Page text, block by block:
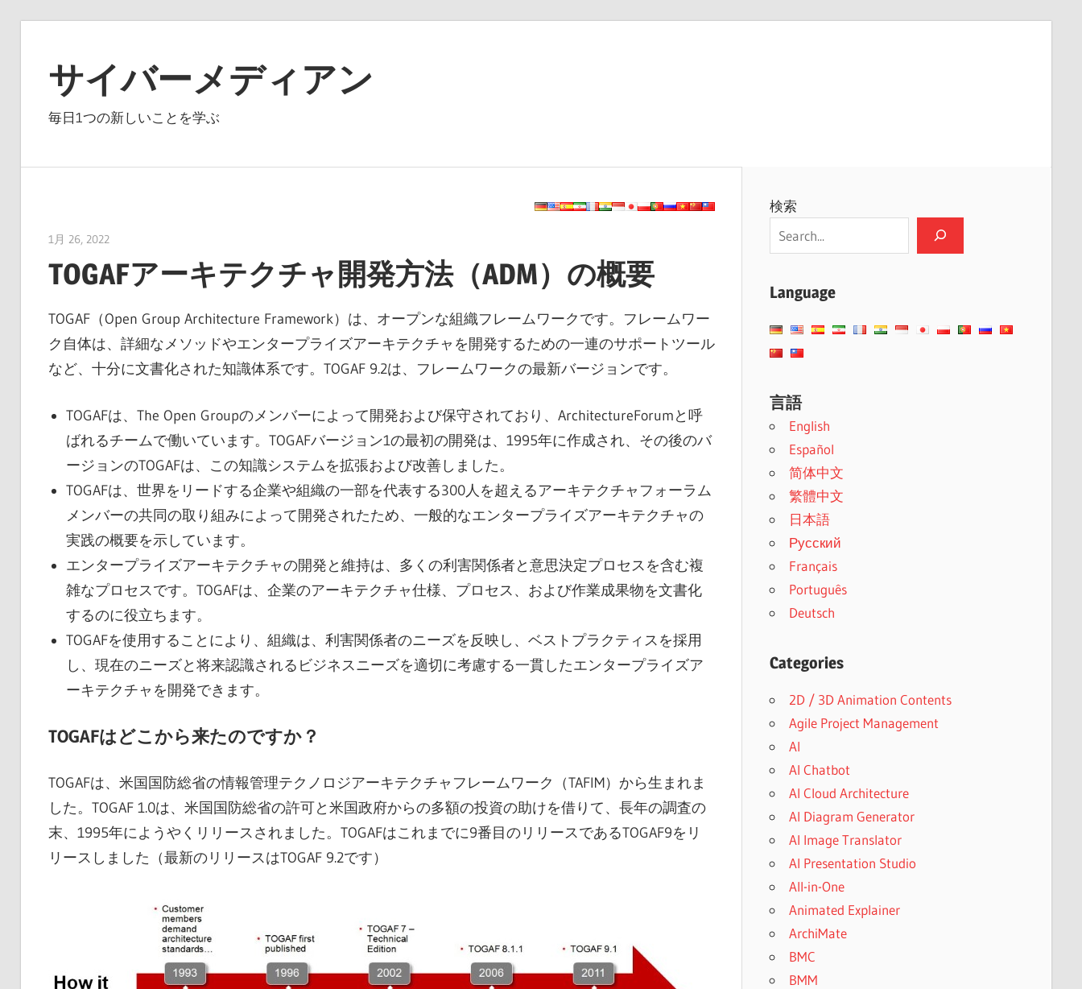
ス
サイバーメディアン
毎日1つの新しいことを学ぶ
1月 26, 2022vpmiku
TOGAFアーキテクチャ開発方法（ADM）の概要
TOGAF（Open Group Architecture Framework）は、オープンな組織フレームワークです。フレームワー
ク自体は、詳細なメソッドやエンタープライズアーキテクチャを開発するための一連のサポートツール
など、十分に文書化された知識体系です。TOGAF 9.2は、フレームワークの最新バージョンです。
TOGAFは、The Open Groupのメンバーによって開発および保守されており、ArchitectureForumと呼
ばれるチームで働いています。TOGAFバージョン1の最初の開発は、1995年に作成され、その後のバ
ージョンのTOGAFは、この知識システムを拡張および改善しました。
TOGAFは、世界をリードする企業や組織の一部を代表する300人を超えるアーキテクチャフォーラム
メンバーの共同の取り組みによって開発されたため、一般的なエンタープライズアーキテクチャの
実践の概要を示しています。
エンタープライズアーキテクチャの開発と維持は、多くの利害関係者と意思決定プロセスを含む複
雑なプロセスです。TOGAFは、企業のアーキテクチャ仕様、プロセス、および作業成果物を文書化
するのに役立ちます。
TOGAFを使用することにより、組織は、利害関係者のニーズを反映し、ベストプラクティスを採用
し、現在のニーズと将来認識されるビジネスニーズを適切に考慮する一貫したエンタープライズア
ーキテクチャを開発できます。
TOGAFはどこから来たのですか？
TOGAFは、米国国防総省の情報管理テクノロジアーキテクチャフレームワーク（TAFIM）から生まれま
した。TOGAF 1.0は、米国国防総省の許可と米国政府からの多額の投資の助けを借りて、長年の調査の
末、1995年にようやくリリースされました。TOGAFはこれまでに9番目のリリースであるTOGAF9をリ
リースしました（最新のリリースはTOGAF 9.2です）
検索
Language
言語
English
Español
简体中文
繁體中文
日本語
Русский
Français
Português
Deutsch
Categories
2D / 3D Animation Contents
Agile Project Management
AI
AI Chatbot
AI Cloud Architecture
AI Diagram Generator
AI Image Translator
AI Presentation Studio
All-in-One
Animated Explainer
ArchiMate
BMC
BMM